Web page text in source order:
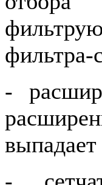
фильтра-
-
выпадает